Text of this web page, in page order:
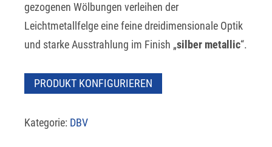
gezogenen Wölbungen verleihen der
Leichtmetallfelge eine feine dreidimensionale Optik
und starke Ausstrahlung im Finish „silber metallic“.
PRODUKT KONFIGURIEREN
Kategorie: DBV